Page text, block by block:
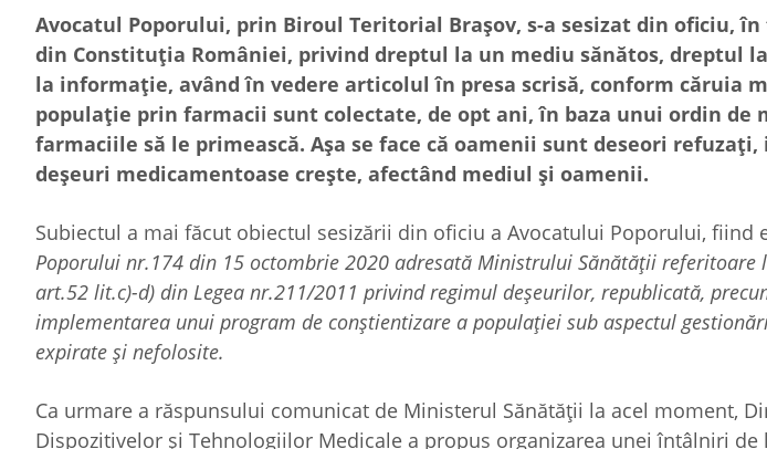
Avocatul Poporului, prin Biroul Teritorial Brașov, s-a sesizat din oficiu,
din Constituția României, privind dreptul la un mediu sănătos, dreptul
la informație, având în vedere articolul în presa scrisă, conform căruia
populație prin farmacii sunt colectate, de opt ani, în baza unui ordin de
farmaciile să le primească. Așa se face că oamenii sunt deseori
deșeuri medicamentoase crește, afectând mediul și oamenii.
Subiectul a mai făcut obiectul sesizării din oficiu a Avocatului Poporului, fiind
Poporului nr.174 din 15 octombrie 2020 adresată Ministrului Sănătății referitoare
art.52 lit.c)-d) din Legea nr.211/2011 privind regimul deșeurilor, republicată,
implementarea unui program de conștientizare a populației sub aspectul
expirate și nefolosite.
Ca urmare a răspunsului comunicat de Ministerul Sănătății la acel moment,
Dispozitivelor și Tehnologiilor Medicale a propus organizarea unei întâlniri